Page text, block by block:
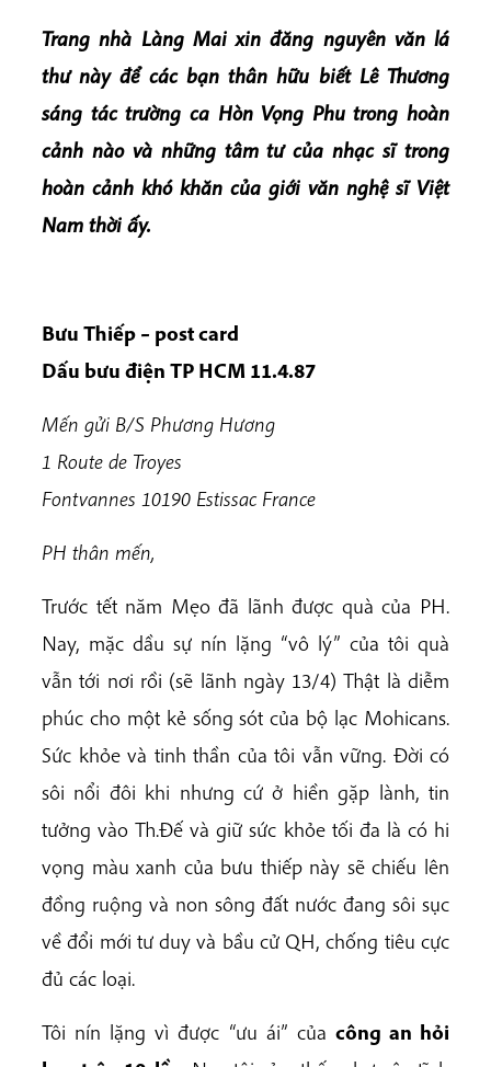
Trang nhà Làng Mai xin đăng nguyên văn lá
thư này để các bạn thân hữu biết Lê Thương
sáng tác trường ca Hòn Vọng Phu trong hoàn
cảnh nào và những tâm tư của nhạc sĩ trong
hoàn cảnh khó khăn của giới văn nghệ sĩ Việt
Nam thời ấy.
Bưu Thiếp – post card
Dấu bưu điện TP HCM 11.4.87
Mến gửi B/S Phương Hương
1 Route de Troyes
Fontvannes 10190 Estissac France
PH thân mến,
Trước tết năm Mẹo đã lãnh được quà của PH.
Nay, mặc dầu sự nín lặng “vô lý” của tôi quà
vẫn tới nơi rồi (sẽ lãnh ngày 13/4) Thật là diễm
phúc cho một kẻ sống sót của bộ lạc Mohicans.
Sức khỏe và tinh thần của tôi vẫn vững. Đời có
sôi nổi đôi khi nhưng cứ ở hiền gặp lành, tin
tưởng vào Th.Đế và giữ sức khỏe tối đa là có hi
vọng màu xanh của bưu thiếp này sẽ chiếu lên
đồng ruộng và non sông đất nước đang sôi sục
về đổi mới tư duy và bầu cử QH, chống tiêu cực
đủ các loại.
Tôi nín lặng vì được “ưu ái” của công an hỏi